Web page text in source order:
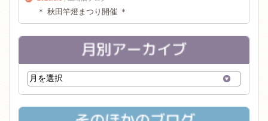
＊ 秋田竿燈まつり開催 ＊